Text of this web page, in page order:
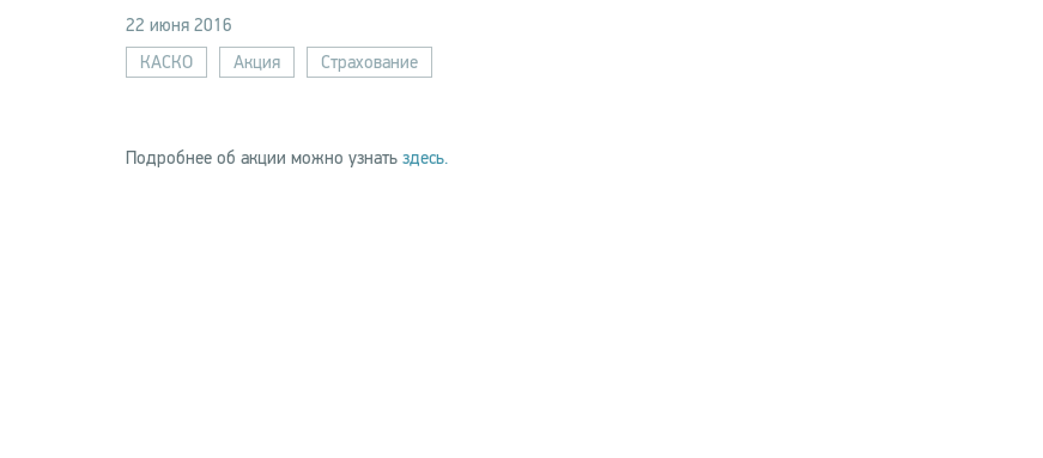
22 июня 2016
КАСКО
Акция Страхование
Подробнее об акции можно узнать здесь.